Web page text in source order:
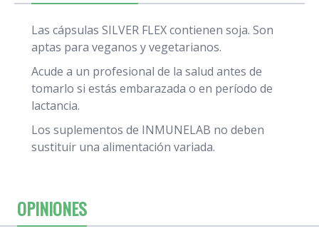
Las cápsulas SILVER FLEX contienen soja. Son
aptas para veganos y vegetarianos.
Acude a un profesional de la salud antes de
tomarlo si estás embarazada o en período de
lactancia.
Los suplementos de INMUNELAB no deben
sustituir una alimentación variada.
OPINIONES